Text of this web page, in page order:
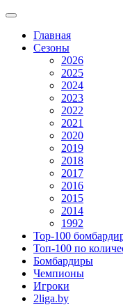
Главная
Сезоны
2026
2025
2024
2023
2022
2021
2020
2019
2018
2017
2016
2015
2014
1992
Top-100
Топ-100 по
Бомбардиры
Чемпионы
Игроки
2liga.by